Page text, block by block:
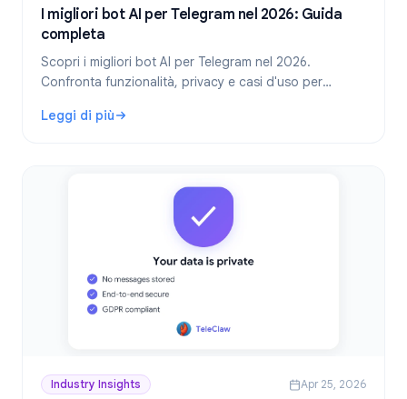
I migliori bot AI per Telegram nel 2026: Guida
completa
Scopri i migliori bot AI per Telegram nel 2026.
Confronta funzionalità, privacy e casi d'uso per
per uso personale.
Leggi di più
: I migliori bot AI per Telegram nel 2026: Guida completa
Industry Insights Apr 25, 2026